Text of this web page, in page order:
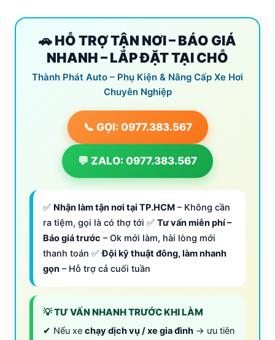
🚗 HỖ TRỢ TẬN NƠI – BÁO GIÁ
NHANH – LẮP ĐẶT TẠI CHỖ
Thành Phát Auto – Phụ Kiện & Nâng Cấp Xe Hơi
Chuyên Nghiệp
📞 GỌI: 0977.383.567
💬 ZALO: 0977.383.567
✅ Nhận làm tận nơi tại TP.HCM – Không cần
ra tiệm, gọi là có thợ tới ✅ Tư vấn miễn phí –
Báo giá trước – Ok mới làm, hài lòng mới
thanh toán ✅Đội kỹ thuật đông, làm nhanh
gọn – Hỗ trợ cả cuối tuần
💡 TƯ VẤN NHANH TRƯỚC KHI LÀM
✔ Nếu xe chạy dịch vụ / xe gia đình → ưu tiên